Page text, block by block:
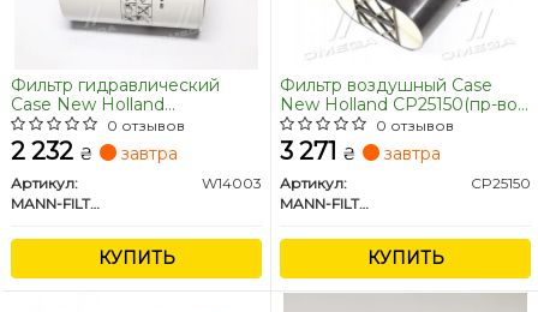
Фильтр гидравлический
Case New Holland
W14003(пр-во MANN)
0 отзывов
2 232 ₴ завтра
Артикул:
W14003
MANN-FILTER
КУПИТЬ
Фильтр воздушный Case
New Holland CP25150(пр-во
MANN)
0 отзывов
3 271 ₴ завтра
Артикул:
CP25150
MANN-FILTER
КУПИТЬ